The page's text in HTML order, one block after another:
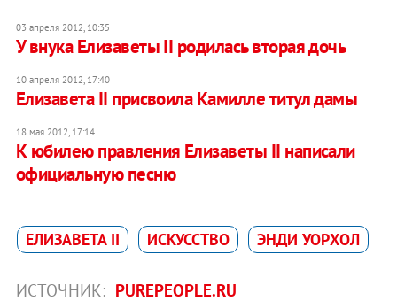
03 апреля 2012, 10:35
У внука Елизаветы II родилась вторая дочь
10 апреля 2012, 17:40
Елизавета II присвоила Камилле титул дамы
18 мая 2012, 17:14
К юбилею правления Елизаветы II написали
официальную песню
ЕЛИЗАВЕТА II ИСКУССТВО ЭНДИ УОРХОЛ
ИСТОЧНИК: PUREPEOPLE.RU